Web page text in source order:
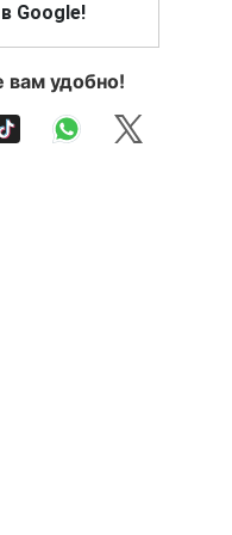
Google!
вам удобно!